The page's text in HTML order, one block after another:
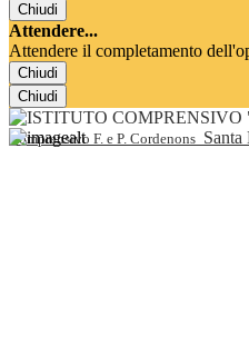
Chiudi
Attendere...
Attendere il completamento
Chiudi
Chiudi
Comprensivo F. e P. Cordenons